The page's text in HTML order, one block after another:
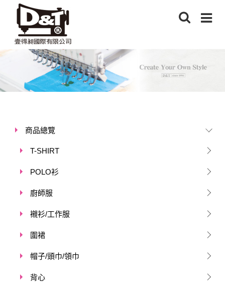
商品總覽
T-SHIRT
POLO衫
廚師服
襯衫/工作服
圍裙
帽子/頭巾/領巾
背心